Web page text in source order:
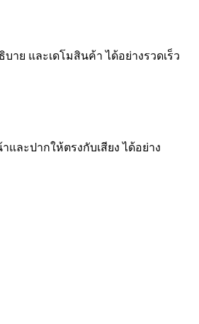
าย และเดโมสินค้า ได้อย่างรวดเร็ว
ละปากให้ตรงกับเสียง ได้อย่าง